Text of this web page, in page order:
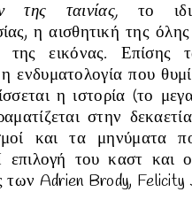
της ταινίας, το
η αισθητική της όλης
της εικόνας. Επίσης
ενδυματολογία που
η ιστορία (το
στην
και τα μηνύματα
επιλογή του καστ και
των Adrien Brody, Felicity